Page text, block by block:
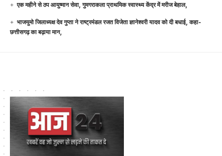
एक महीने से ठप आयुष्मान सेवा, गुमगराकला प्राथमिक स्वास्थ्य केंद्र में मरीज बेहाल,
भाजयुमो जिलाध्यक्ष देव गुप्ता ने राष्ट्रमंडल रजत विजेता ज्ञानेश्वरी यादव को दी बधाई, कहा-
छत्तीसगढ़ का बढ़ाया मान,